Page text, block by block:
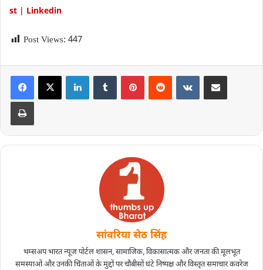
st | Linkedin
Post Views: 447
सांवरिया सेठ सिंह
थम्सअप भारत न्यूज पोर्टल शासन, सामाजिक, विकासात्मक और जनता की मूलभूत
समस्याओं और उनकी चिंताओं के मुद्दों पर चौबीसों घंटे निष्पक्ष और विस्तृत समाचार कवरेज